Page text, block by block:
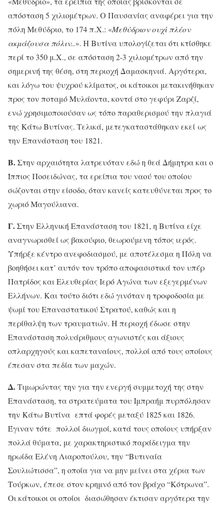
απόσταση 5 χιλιομέτρων. Ο Παυσανίας αναφέρει για την
πόλη Μεθύδριο, το 174 π.Χ.: «Μεθύδριον ουχί πλέον
ακμάζουσα πόλιν..». Η Βυτίνα υπολογίζεται ότι κτίσθηκε
περί το 350 μ.Χ., σε απόσταση 2-3 χιλιομέτρων από την
σημερινή της θέση, στη περιοχή Δαμασκηνιά. Αργότερα,
και λόγω του ψυχρού κλίματος, οι κάτοικοι μετακινήθηκαν
προς τον ποταμό Μυλάοντα, κοντά στο γεφύρι Ζαρζί,
ενώ χρησιμοποιούσαν ως τόπο παραθερισμού την πλαγιά
της Κάτω Βυτίνας. Τελικά, μετεγκαταστάθηκαν εκεί ως
την Επανάσταση του 1821.
Β.Στην αρχαιότητα λατρευόταν εδώ η θεά Δήμητρα και ο
Ίππιος Ποσειδώνας, τα ερείπια του ναού του οποίου
σώζονται στην είσοδο, όταν κανείς κατευθύνεται προς το
χωριό Μαγούλιανα.
Γ.Στην Ελληνική Επανάσταση του 1821, η Βυτίνα είχε
αναγνωρισθεί ως βακούφιο, θεωρούμενη τόπος ιερός.
Υπήρξε κέντρο ανεφοδιασμού, με αποτέλεσμα η Πόλη να
βοηθήσει κατ’ αυτόν τον τρόπο αποφασιστικά τον υπέρ
Πατρίδος και Ελευθερίας Ιερό Αγώνα των εξεγερμένων
Ελλήνων. Και τούτο διότι εδώ γινόταν η τροφοδοσία με
ψωμί του Επαναστατικού Στρατού, καθώς και η
περίθαλψη των τραυματιών. Η περιοχή έδωσε στην
Επανάσταση πολυάριθμους αγωνιστές και άξιους
οπλαρχηγούς και καπεταναίους, πολλοί από τους οποίους
έπεσαν στα πεδία των μαχών.
Δ.Τιμωρώντας την για την ενεργή συμμετοχή της στην
Επανάσταση, τα στρατεύματα του Ιμπραήμ πυρπόλησαν
την Κάτω Βυτίνα επτά φορές μεταξύ 1825 και 1826.
Έγιναν τότε πολλοί διωγμοί, κατά τους οποίους υπήρξαν
πολλά θύματα, με χαρακτηριστικό παράδειγμα την
ηρωίδα Ελένη Λιαροπούλου, την “Βυτιναία
Σουλιώτισσα”, η οποία για να μην μείνει στα χέρια των
Τούρκων, έπεσε στον κρημνό από τον βράχο “Κότρωνα”.
Οι κάτοικοι οι οποίοι διασώθησαν έκτισαν αργότερα την